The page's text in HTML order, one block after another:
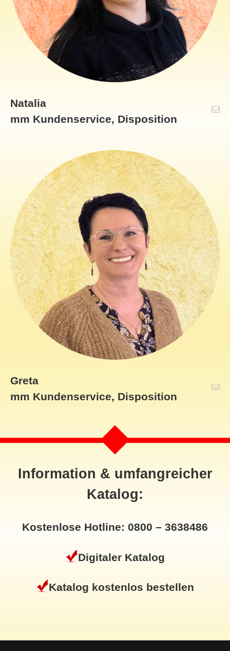
Natalia
mm Kundenservice, Disposition
Greta
mm Kundenservice, Disposition
Information & umfangreicher
Katalog:
Kostenlose Hotline: 0800 – 3638486
Digitaler Katalog
Katalog kostenlos bestellen